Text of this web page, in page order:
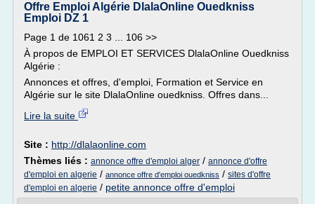
Offre Emploi Algérie DlalaOnline Ouedkniss
Emploi DZ 1
Page 1 de 1061 2 3 ... 106 >>
À propos de EMPLOI ET SERVICES DlalaOnline Ouedkniss
Algérie :
Annonces et offres, d'emploi, Formation et Service en
Algérie sur le site DlalaOnline ouedkniss. Offres dans...
Lire la suite
Site : http://dlalaonline.com
Thèmes liés : annonce offre d'emploi alger / annonce d'offre
d'emploi en algerie / annonce offre d'emploi ouedkniss / sites d'offre
d'emploi en algerie / petite annonce offre d'emploi